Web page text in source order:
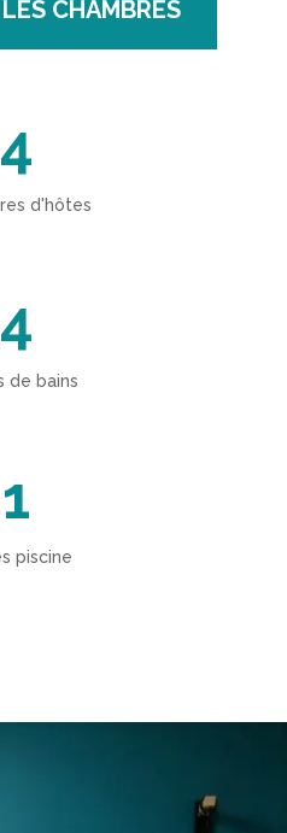
CHAMBRES
4
d'hôtes
4
de bains
1
piscine